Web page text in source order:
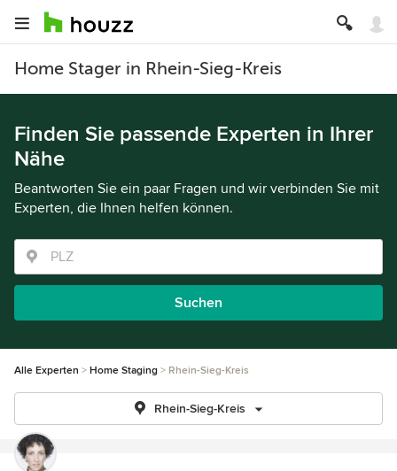
Home Stager in Rhein-Sieg-Kreis
Finden Sie passende Experten in Ihrer
Nähe
Beantworten Sie ein paar Fragen und wir verbinden Sie mit
Experten, die Ihnen helfen können.
Suchen
Alle Experten Home Staging Rhein-Sieg-Kreis
Rhein-Sieg-Kreis